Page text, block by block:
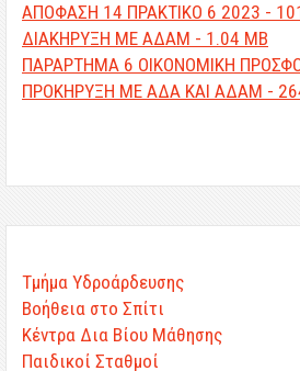
ΑΠΟΦΑΣΗ 14 ΠΡΑΚΤΙΚΟ 6 2023 -
ΔΙΑΚΗΡΥΞΗ ΜΕ ΑΔΑΜ - 1.04 MB
ΠΑΡΑΡΤΗΜΑ 6 ΟΙΚΟΝΟΜΙΚΗ
ΠΡΟΚΗΡΥΞΗ ΜΕ ΑΔΑ ΚΑΙ ΑΔΑΜ -
Τμήμα Υδροάρδευσης
Βοήθεια στο Σπίτι
Κέντρα Δια Βίου Μάθησης
Παιδικοί Σταθμοί